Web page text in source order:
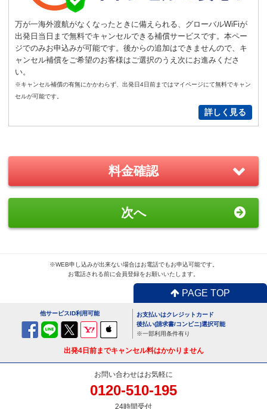
通常
Sサイズ － 0 ＋
New!
おすすめ
ルセット
1,870円/日（税込）
USBx4ポートACアダプター
110円/日（税込）
－ 0 ＋
便利
万が一海外渡航がなくなったときに備えられる、グローバルWiFiが
出発日当日まで無料でキャンセルできる補償サービスです。本ペー
ジでのみお申込みが可能です。後からの追加はできませんので、キ
ャンセル補償をご希望のお客様はご選択のうえ次にお進みくださ
い。
※キャンセル補償の有無にかかわらず、出発日4日前まではマイページにて無料でキャン
セルが可能です。
詳しく見る
料金確認
次へ
※WEB申し込みが出来ない場合はお電話でもお申込可能です。
お電話される前に会員登録をお願いいたします。
PAGE TOP
他サービスID利用可能
お支払いはクレジットカード
後払い(請求書/コンビニ)選択可能
※一部利用条件有り
出発4日前までキャンセル料はかかりません
お問い合わせはお気軽に
0120-510-195
24時間受付